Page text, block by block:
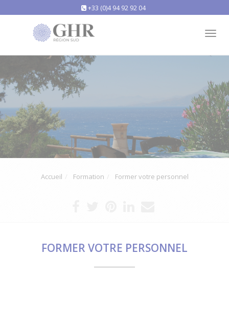
+33 (0)4 94 92 92 04
Accueil Formation Former votre personnel
FORMER VOTRE PERSONNEL